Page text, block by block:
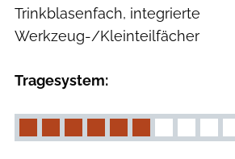
Trinkblasenfach, integrierte
Werkzeug-/Kleinteilfächer
Tragesystem: